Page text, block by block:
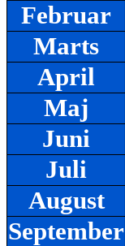
Februar
Marts
April
Maj
Juni
Juli
August
September